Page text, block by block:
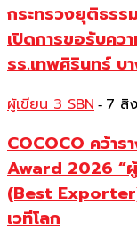
กระทรวงยุติธรร
เปิดการขอรับคว
รร.เทพศิรินทร์ บ
ผู้เขียน 3 SBN - 7 สิ
COCOCO คว้า
Award 2026 “
(Best
เวทีโลก